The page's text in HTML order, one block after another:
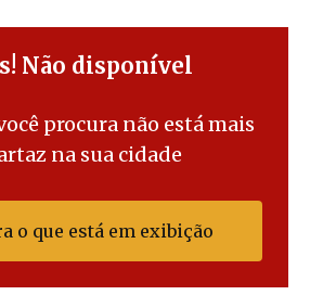
Não disponível
procura não está mais
na sua cidade
o que está em exibição